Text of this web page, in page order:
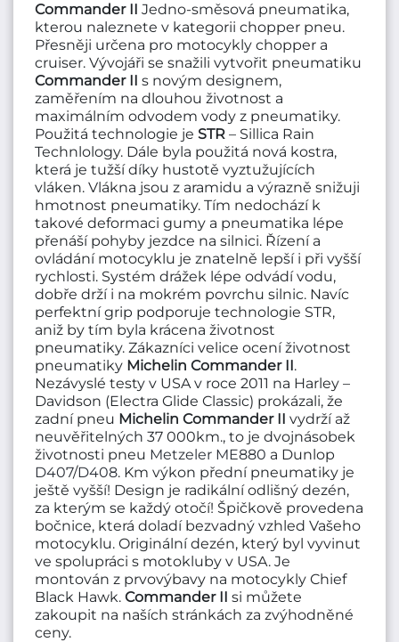
Commander II Jedno-směsová pneumatika,
kterou naleznete v kategorii chopper pneu.
Přesněji určena pro motocykly chopper a
cruiser. Vývojáři se snažili vytvořit pneumatiku
Commander II s novým designem,
zaměřením na dlouhou životnost a
maximálním odvodem vody z pneumatiky.
Použitá technologie je STR – Sillica Rain
Technlology. Dále byla použitá nová kostra,
která je tužší díky hustotě vyztužujících
vláken. Vlákna jsou z aramidu a výrazně snižuji
hmotnost pneumatiky. Tím nedochází k
takové deformaci gumy a pneumatika lépe
přenáší pohyby jezdce na silnici. Řízení a
ovládání motocyklu je znatelně lepší i při vyšší
rychlosti. Systém drážek lépe odvádí vodu,
dobře drží i na mokrém povrchu silnic. Navíc
perfektní grip podporuje technologie STR,
aniž by tím byla krácena životnost
pneumatiky. Zákazníci velice ocení životnost
pneumatiky Michelin Commander II.
Nezávyslé testy v USA v roce 2011 na Harley –
Davidson (Electra Glide Classic) prokázali, že
zadní pneu Michelin Commander II vydrží až
neuvěřitelných 37 000km., to je dvojnásobek
životnosti pneu Metzeler ME880 a Dunlop
D407/D408. Km výkon přední pneumatiky je
ještě vyšší! Design je radikální odlišný dezén,
za kterým se každý otočí! Špičkově provedena
bočnice, která doladí bezvadný vzhled Vašeho
motocyklu. Originální dezén, který byl vyvinut
ve spolupráci s motokluby v USA. Je
montován z prvovýbavy na motocykly Chief
Black Hawk. Commander II si můžete
zakoupit na naších stránkách za zvýhodněné
ceny.